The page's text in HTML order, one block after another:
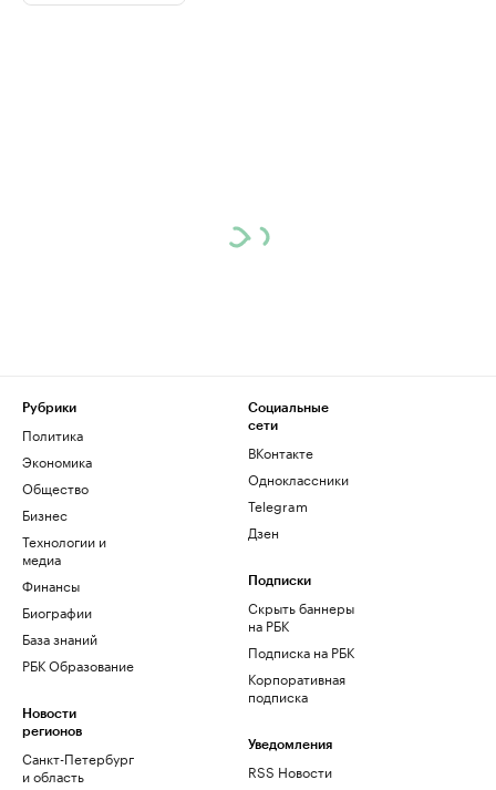
Рубрики
Политика
Экономика
Общество
Бизнес
Технологии и
медиа
Финансы
Биографии
База знаний
РБК Образование
Новости
регионов
Санкт-Петербург
и область
Социальные
сети
ВКонтакте
Одноклассники
Telegram
Дзен
Подписки
Скрыть баннеры
на РБК
Подписка на РБК
Корпоративная
подписка
Уведомления
RSS Новости